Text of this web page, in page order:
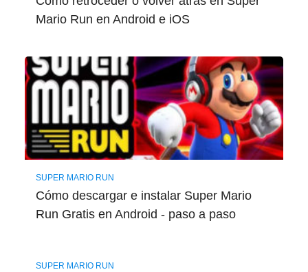
Mario Run en Android e iOS
SUPER MARIO RUN
Cómo descargar e instalar Super Mario
Run Gratis en Android - paso a paso
SUPER MARIO RUN